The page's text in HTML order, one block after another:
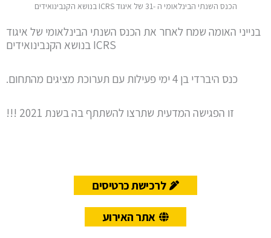
הכנס השנתי הבינלאומי ה -31 של איגוד ICRS בנושא הקנבינואידים
בנייני האומה שמח לאחר את הכנס השנתי הבינלאומי של איגוד
ICRS בנושא הקנבינואידים
כנס היברדי בן 4 ימי פעילות עם תערוכת מציגים מהתחום.
זו הפגישה המדעית שתרצו להשתתף בה בשנת 2021 !!!
לרכישת כרטיסים
אתר האירוע